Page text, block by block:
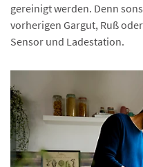
gereinigt werden. Denn
vorherigen Gargut, Ruß
Sensor und Ladestation.